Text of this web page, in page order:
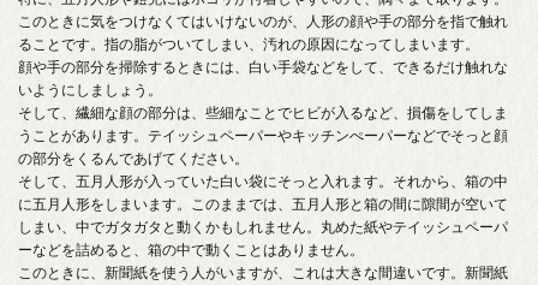
このときに気をつけなくてはいけないのが、人形の顔や手の部分を指で触れ
ることです。指の脂がついてしまい、汚れの原因になってしまいます。
顔や手の部分を掃除するときには、白い手袋などをして、できるだけ触れな
いようにしましょう。
そして、繊細な顔の部分は、些細なことでヒビが入るなど、損傷をしてしま
うことがあります。テイッシュペーパーやキッチンぺーパーなどでそっと顔
の部分をくるんであげてください。
そして、五月人形が入っていた白い袋にそっと入れます。それから、箱の中
に五月人形をしまいます。このままでは、五月人形と箱の間に隙間が空いて
しまい、中でガタガタと動くかもしれません。丸めた紙やテイッシュペーパ
ーなどを詰めると、箱の中で動くことはありません。
このときに、新聞紙を使う人がいますが、これは大きな間違いです。新聞紙